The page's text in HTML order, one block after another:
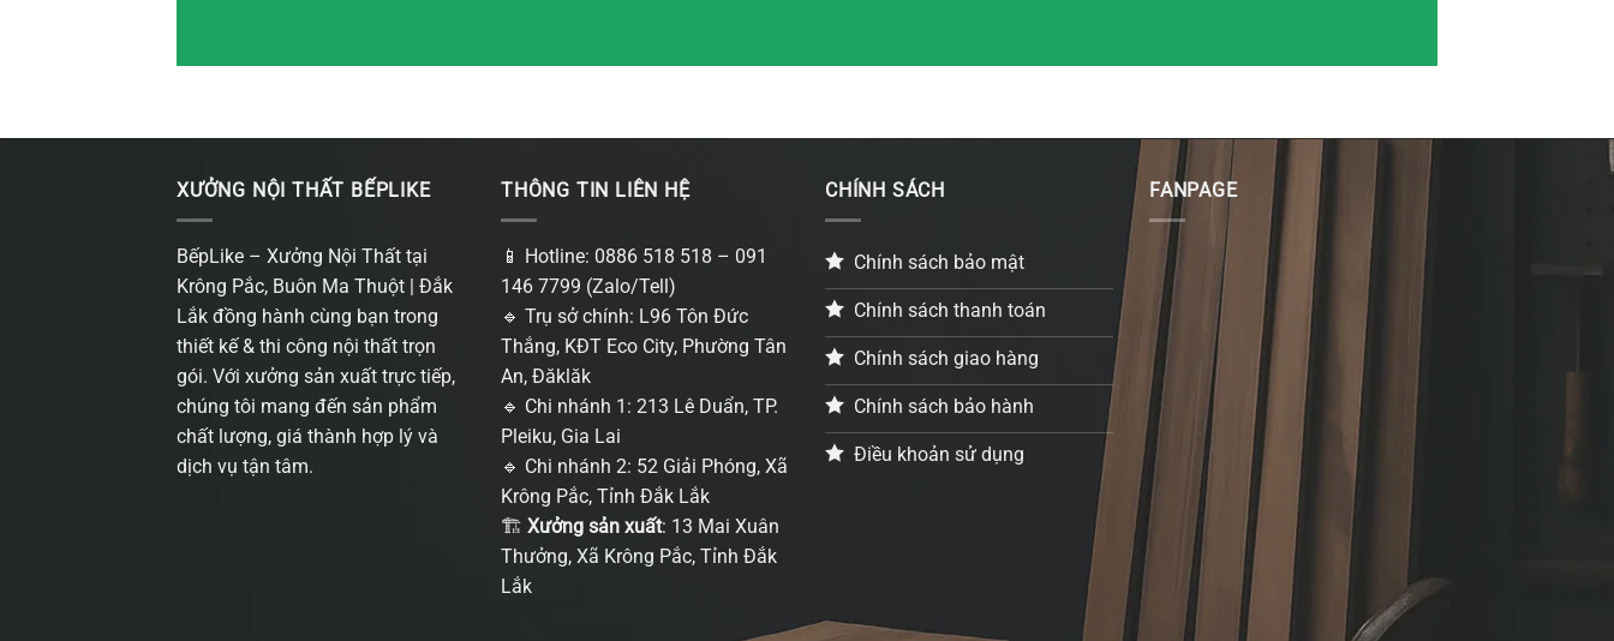
XƯỞNG NỘI THẤT BẾPLIKE
BếpLike – Xưởng Nội Thất tại
Krông Pắc, Buôn Ma Thuột | Đắk
Lắk đồng hành cùng bạn trong
thiết kế & thi công nội thất trọn
gói. Với xưởng sản xuất trực tiếp,
chúng tôi mang đến sản phẩm
chất lượng, giá thành hợp lý và
dịch vụ tận tâm.
THÔNG TIN LIÊN HỆ
📱 Hotline: 0886 518 518 – 091
146 7799 (Zalo/Tell)
🔹 Trụ sở chính: L96 Tôn Đức
Thắng, KĐT Eco City, Phường Tân
An, Đăklăk
🔹 Chi nhánh 1: 213 Lê Duẩn, TP.
Pleiku, Gia Lai
🔹 Chi nhánh 2: 52 Giải Phóng, Xã
Krông Pắc, Tỉnh Đắk Lắk
🏗 Xưởng sản xuất: 13 Mai Xuân
Thưởng, Xã Krông Pắc, Tỉnh Đắk
Lắk
CHÍNH SÁCH
Chính sách bảo mật
Chính sách thanh toán
Chính sách giao hàng
Chính sách bảo hành
Điều khoản sử dụng
FANPAGE